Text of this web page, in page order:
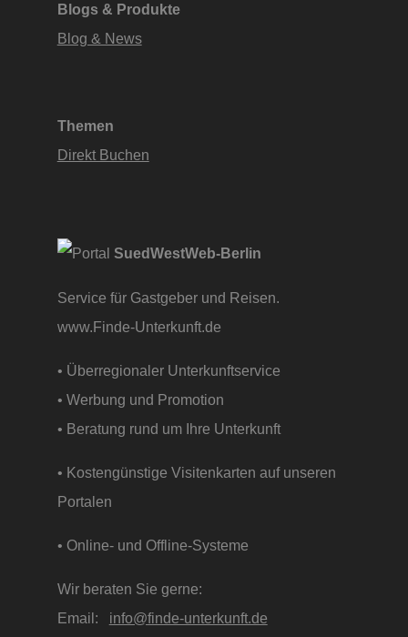
Blogs & Produkte
Blog & News
Themen
Direkt Buchen
SuedWestWeb-Berlin
Service für Gastgeber und Reisen.
www.Finde-Unterkunft.de
• Überregionaler Unterkunftservice
• Werbung und Promotion
• Beratung rund um Ihre Unterkunft
• Kostengünstige Visitenkarten auf unseren
Portalen
• Online- und Offline-Systeme
Wir beraten Sie gerne:
Email: info@finde-unterkunft.de